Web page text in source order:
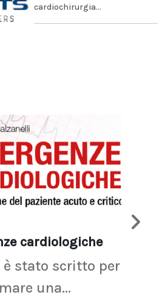
cardiochirurgia...
cardiologiche
stato scritto per
una...